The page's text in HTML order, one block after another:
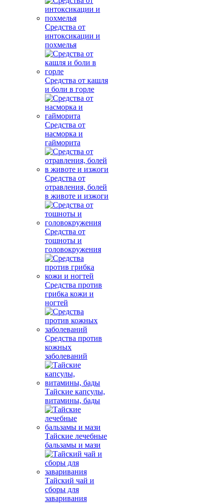
Средства от
интоксикации и
похмелья
Средства от кашля
и боли в горле
Средства от
насморка и
гайморита
Средства от
отравления, болей
в животе и изжоги
Средства от
тошноты и
головокружения
Средства против
грибка кожи и
ногтей
Средства против
кожных
заболеваний
Тайские капсулы,
витамины, бады
Тайские лечебные
бальзамы и мази
Тайский чай и
сборы для
заваривания